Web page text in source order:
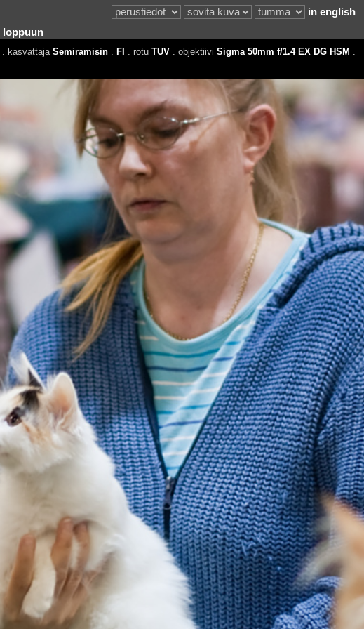
in english
loppuun
. kasvattaja Semiramisin. FI . rotu TUV. objektiivi Sigma 50mm f/1.4 EX DG HSM